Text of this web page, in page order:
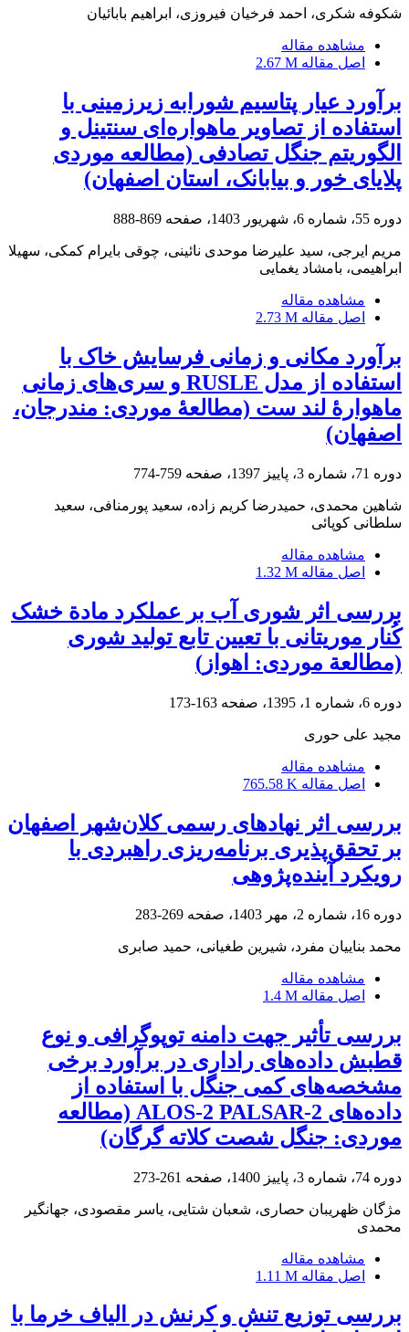
شکوفه شکری، احمد فرخیان فیروزی، ابراهیم بابائیان
مشاهده مقاله
اصل مقاله 2.67 M
برآورد عیار پتاسیم شورابه زیرزمینی با
استفاده از تصاویر ماهواره‌ای سنتینل و
الگوریتم جنگل تصادفی (مطالعه موردی
پلایای خور و بیابانک، استان اصفهان)
دوره 55، شماره 6، شهریور 1403، صفحه 869-888
مریم ایرجی، سید علیرضا موحدی نائینی، چوقی بایرام کمکی، سهیلا
ابراهیمی، بامشاد یغمایی
مشاهده مقاله
اصل مقاله 2.73 M
برآورد مکانی و زمانی فرسایش خاک با
استفاده از مدل RUSLE و سری‌های زمانی
ماهوارۀ لند ست (مطالعۀ موردی: مندرجان،
اصفهان)
دوره 71، شماره 3، پاییز 1397، صفحه 759-774
شاهین محمدی، حمیدرضا کریم زاده، سعید پورمنافی، سعید
سلطانی کوپائی
مشاهده مقاله
اصل مقاله 1.32 M
بررسی اثر شوری آب بر عملکرد مادة خشک
کُنار موریتانی با تعیین تابع تولید شوری
(مطالعة موردی: اهواز)
دوره 6، شماره 1، 1395، صفحه 163-173
مجید علی حوری
مشاهده مقاله
اصل مقاله 765.58 K
بررسی اثر نهادهای رسمی کلان‌شهر اصفهان
بر تحقق‌پذیری برنامه‌ریزی راهبردی با
رویکرد آینده‌پژوهی
دوره 16، شماره 2، مهر 1403، صفحه 269-283
محمد بناییان مفرد، شیرین طغیانی، حمید صابری
مشاهده مقاله
اصل مقاله 1.4 M
بررسی تأثیر جهت دامنه توپوگرافی و نوع
قطبش داده‌های راداری در برآورد برخی
مشخصه‌های کمی جنگل با استفاده از
داده‌های ALOS-2 PALSAR-2 (مطالعه
موردی: جنگل شصت کلاته گرگان)
دوره 74، شماره 3، پاییز 1400، صفحه 261-273
مژگان ظهریبان حصاری، شعبان شتایی، یاسر مقصودی، جهانگیر
محمدی
مشاهده مقاله
اصل مقاله 1.11 M
بررسی توزیع تنش و کرنش در الیاف خرما با